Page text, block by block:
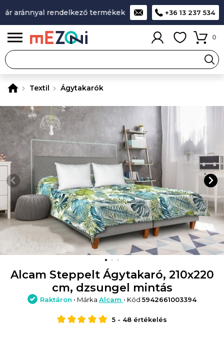
aránnyal rendelkező termékek A legjobb design-minőség-
+36 13 237 534
0
Textil Ágytakarók
Alcam Steppelt Ágytakaró, 210x220
cm, dzsungel mintás
Raktáron • Márka Alcam • Kód5942661003394
5 - 48 értékelés